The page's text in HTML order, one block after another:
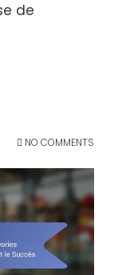
de
NO COMMENTS